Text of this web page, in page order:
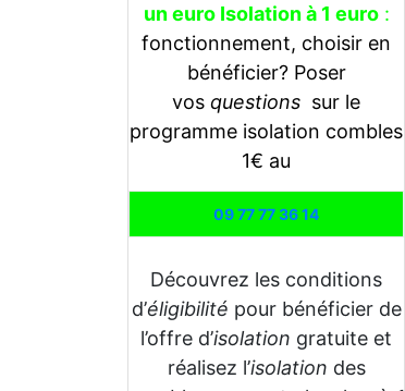
un euro Isolation à 1 euro:
fonctionnement, choisir en
bénéficier? Poser
vos questions sur le
programme isolation combles
1€ au
09 77 77 36 14
Découvrez les conditions
d’éligibilité pour bénéficier de
l’offre d’isolation gratuite et
réalisez l’isolation des